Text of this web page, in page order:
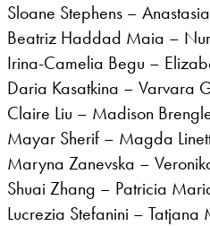
Sloane Stephens –
Beatriz Haddad Maia –
Irina-Camelia Begu –
Daria Kasatkina – Varvara
Claire Liu – Madison
Mayar Sherif – Magda
Maryna Zanevska –
Shuai Zhang – Patricia
Lucrezia Stefanini –